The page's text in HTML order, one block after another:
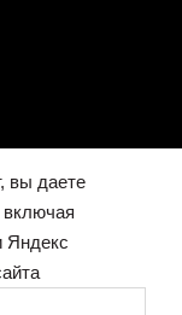
файлов
вы даете
включая
Яндекс